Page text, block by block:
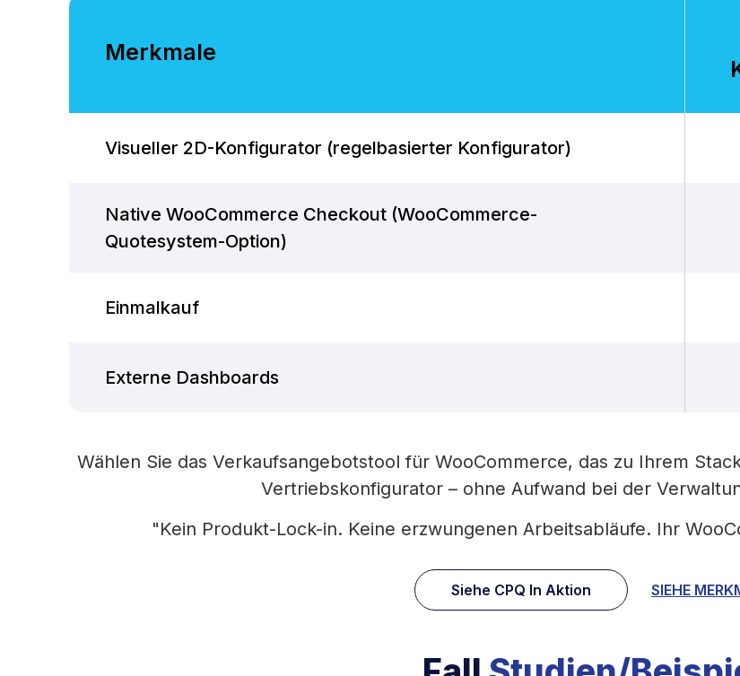
Merkmale
Visueller 2D-Konfigurator (regelbasierter Konfigurator)
Native WooCommerce Checkout (WooCommerce-
Quotesystem-Option)
Einmalkauf
Externe Dashboards
Wählen Sie das Verkaufsangebotstool für WooCommerce, das zu Ihrem
Vertriebskonfigurator – ohne Aufwand bei der
"Kein Produkt-Lock-in. Keine erzwungenen Arbeitsabläufe. Ihr
Siehe CPQ In Aktion SIEHE